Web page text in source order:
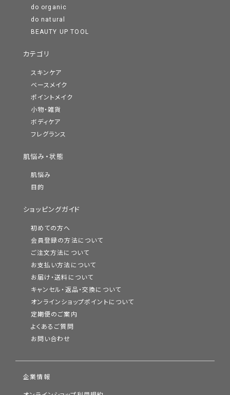
do organic
do natural
BEAUTY UP TOOL
カテゴリ
スキンケア
ベースメイク
ポイントメイク
小物・雑貨
ボディケア
フレグランス
肌悩み・状態
肌悩み
目的
ショッピングガイド
初めての方へ
会員登録の方法について
ご注文方法について
お支払い方法について
お届け・送料について
キャンセル・返品・交換について
オンラインショップポイントについて
定期便のご案内
よくあるご質問
お問い合わせ
企業情報